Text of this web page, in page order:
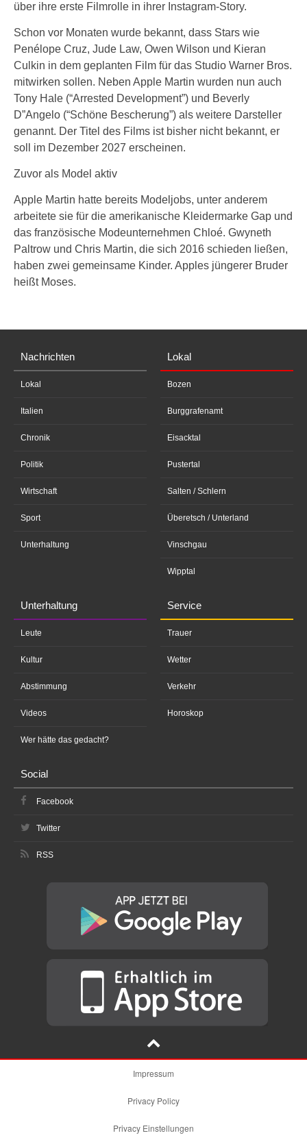
über ihre erste Filmrolle in ihrer Instagram-Story.
Schon vor Monaten wurde bekannt, dass Stars wie
Penélope Cruz, Jude Law, Owen Wilson und Kieran
Culkin in dem geplanten Film für das Studio Warner Bros.
mitwirken sollen. Neben Apple Martin wurden nun auch
Tony Hale (“Arrested Development”) und Beverly
D”Angelo (“Schöne Bescherung”) als weitere Darsteller
genannt. Der Titel des Films ist bisher nicht bekannt, er
soll im Dezember 2027 erscheinen.
Zuvor als Model aktiv
Apple Martin hatte bereits Modeljobs, unter anderem
arbeitete sie für die amerikanische Kleidermarke Gap und
das französische Modeunternehmen Chloé. Gwyneth
Paltrow und Chris Martin, die sich 2016 schieden ließen,
haben zwei gemeinsame Kinder. Apples jüngerer Bruder
heißt Moses.
Nachrichten
Lokal
Italien
Chronik
Politik
Wirtschaft
Sport
Unterhaltung
Lokal
Bozen
Burggrafenamt
Eisacktal
Pustertal
Salten / Schlern
Überetsch / Unterland
Vinschgau
Wipptal
Unterhaltung
Leute
Kultur
Abstimmung
Videos
Wer hätte das gedacht?
Service
Trauer
Wetter
Verkehr
Horoskop
Social
Facebook
Twitter
RSS
Impressum
Privacy Policy
Privacy Einstellungen